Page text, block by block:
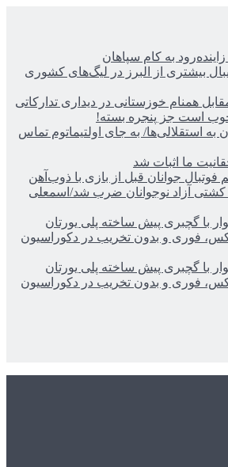
به کام سپاهان
بیشتری از البرز در لیگ‌های کشوری
همنام خوزستانی در دیداری تدارکاتی
خوب است جز پنجره بسته!
به استقلالی‌ها/ به جای اولتیماتوم تماس
ما اثبات شد
فوتبال جوانان قبل از بازی با ذوب‌آهن
کشتی آزاد نوجوانان ضرب شد/اسمعلی
با گچبری پیش ساخته پلی یورتان
فوری و بدون تخریب در دکوراسیون
با گچبری پیش ساخته پلی یورتان
فوری و بدون تخریب در دکوراسیون